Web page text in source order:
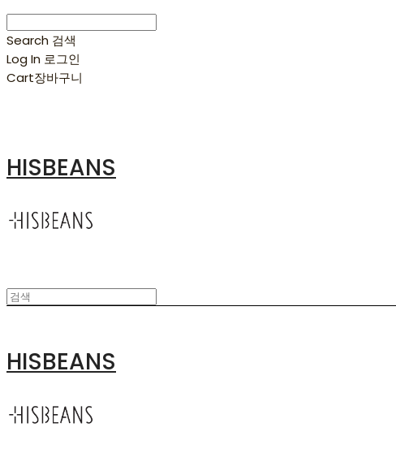
Search 검색
Log In 로그인
Cart장바구니
HISBEANS
HISBEANS